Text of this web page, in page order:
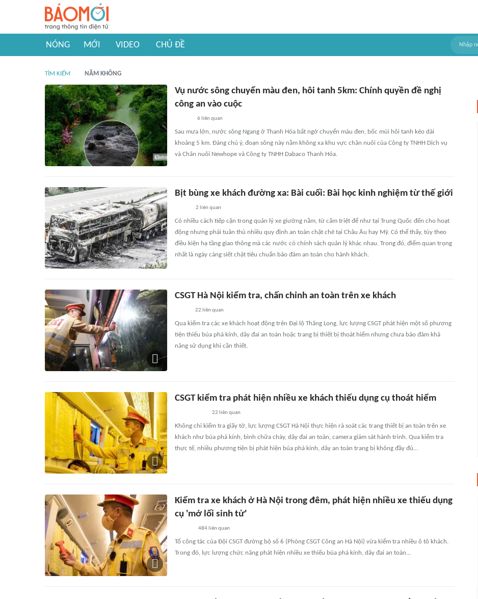
NÓNG MỚI VIDEO CHỦ ĐỀ
TÌM KIẾM NẰM KHÔNG
Vụ nước sông chuyển màu đen, hôi tanh 5km: Chính quyền đề nghị
công an vào cuộc
6 liên quan
Sau mưa lớn, nước sông Ngang ở Thanh Hóa bất ngờ chuyển màu đen, bốc mùi hôi tanh kéo dài
khoảng 5 km. Đáng chú ý, đoạn sông này nằm không xa khu vực chăn nuôi của Công ty TNHH Dịch vụ
và Chăn nuôi Newhope và Công ty TNHH Dabaco Thanh Hóa.
Bịt bùng xe khách đường xa: Bài cuối: Bài học kinh nghiệm từ thế giới
2 liên quan
Có nhiều cách tiếp cận trong quản lý xe giường nằm, từ cấm triệt để như tại Trung Quốc đến cho hoạt
động nhưng phải tuân thủ nhiều quy định an toàn chặt chẽ tại Châu Âu hay Mỹ. Có thể thấy, tùy theo
điều kiện hạ tầng giao thông mà các nước có chính sách quản lý khác nhau. Trong đó, điểm quan trọng
nhất là ngày càng siết chặt tiêu chuẩn bảo đảm an toàn cho hành khách.
CSGT Hà Nội kiểm tra, chấn chỉnh an toàn trên xe khách
22 liên quan
Qua kiểm tra các xe khách hoạt động trên Đại lộ Thăng Long, lực lượng CSGT phát hiện một số phương
tiện thiếu búa phá kính, dây đai an toàn hoặc trang bị thiết bị thoát hiểm nhưng chưa bảo đảm khả
năng sử dụng khi cần thiết.
CSGT kiểm tra phát hiện nhiều xe khách thiếu dụng cụ thoát hiểm
22 liên quan
Không chỉ kiểm tra giấy tờ, lực lượng CSGT Hà Nội thực hiện rà soát các trang thiết bị an toàn trên xe
khách như búa phá kính, bình chữa cháy, dây đai an toàn, camera giám sát hành trình. Qua kiểm tra
thực tế, nhiều phương tiện bị phát hiện búa phá kính, dây an toàn trang bị không đầy đủ…
Kiểm tra xe khách ở Hà Nội trong đêm, phát hiện nhiều xe thiếu dụng
cụ 'mở lối sinh tử'
484liên quan
Tổ công tác của Đội CSGT đường bộ số 6 (Phòng CSGT Công an Hà Nội) vừa kiểm tra nhiều ô tô khách.
Trong đó, lực lượng chức năng phát hiện nhiều xe thiếu búa phá kính, dây đai an toàn...